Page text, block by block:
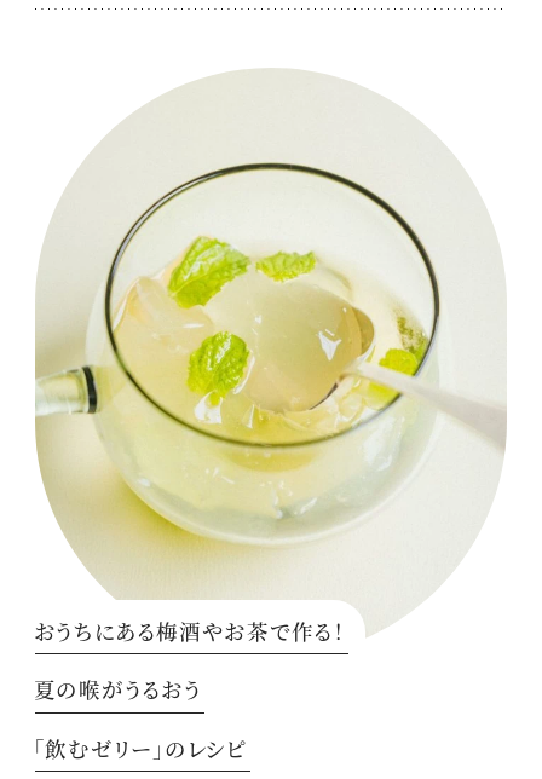
おうちにある梅酒やお茶で作る！
夏の喉がうるおう
「飲むゼリー」のレシピ